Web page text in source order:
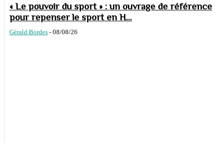
« Le pouvoir du sport » : un ouvrage de référence
pour repenser le sport en H...
Gérald Bordes - 08/08/26